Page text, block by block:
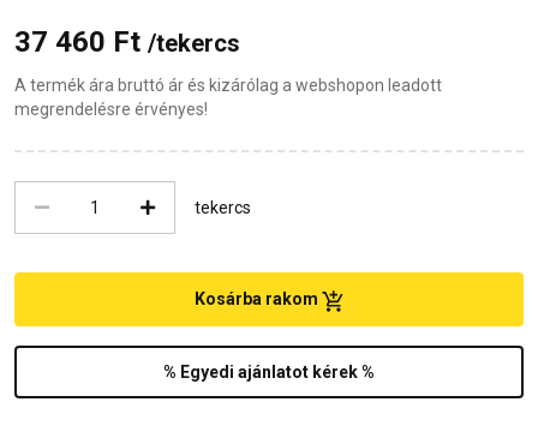
37 460 Ft /tekercs
A termék ára bruttó ár és kizárólag a webshopon leadott
megrendelésre érvényes!
tekercs
% Egyedi ajánlatot kérek %
Kosárba rakom